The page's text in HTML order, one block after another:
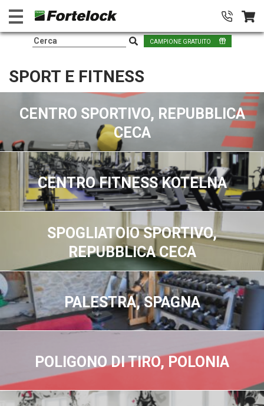
CAMPIONE GRATUITO
SPORT E FITNESS
CENTRO SPORTIVO, REPUBBLICA
CECA
CENTRO FITNESS KOTELNA
SPOGLIATOIO SPORTIVO,
REPUBBLICA CECA
PALESTRA, SPAGNA
POLIGONO DI TIRO, POLONIA